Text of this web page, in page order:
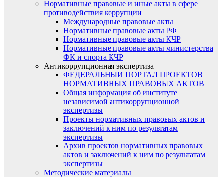
Нормативные правовые и иные акты в сфере
противодействия коррупции
Международные правовые акты
Нормативные правовые акты РФ
Нормативные правовые акты КЧР
Нормативные правовые акты министерства
ФК и спорта КЧР
Антикоррупционная экспертиза
ФЕДЕРАЛЬНЫЙ ПОРТАЛ ПРОЕКТОВ
НОРМАТИВНЫХ ПРАВОВЫХ АКТОВ
Общая информация об институте
независимой антикоррупционной
экспертизы
Проекты нормативных правовых актов и
заключений к ним по результатам
экспертизы
Архив проектов нормативных правовых
актов и заключений к ним по результатам
экспертизы
Методические материалы